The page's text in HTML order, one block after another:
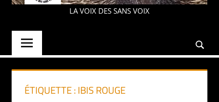
PAROLE
LA VOIX DES SANS VOIX
ÉTIQUETTE :IBIS ROUGE